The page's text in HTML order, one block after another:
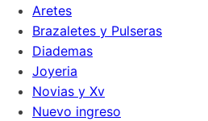
Aretes
Brazaletes y Pulseras
Diademas
Joyeria
Novias y Xv
Nuevo ingreso